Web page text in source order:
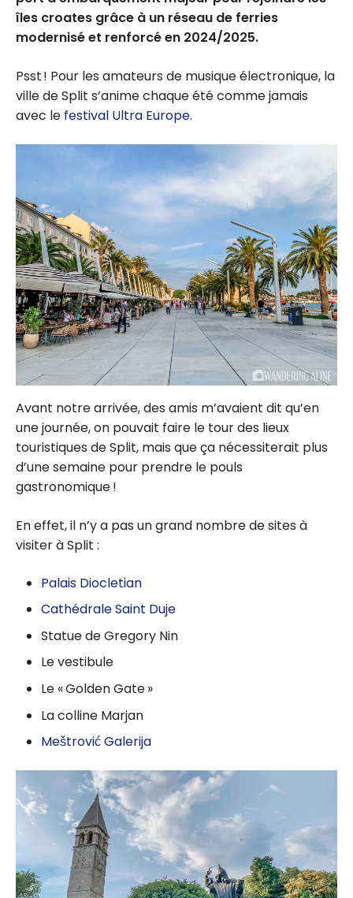
îles croates grâce à un réseau de ferries
modernisé et renforcé en 2024/2025.
Psst ! Pour les amateurs de musique électronique, la
ville de Split s’anime chaque été comme jamais
avec le festival Ultra Europe.
Avant notre arrivée, des amis m’avaient dit qu’en
une journée, on pouvait faire le tour des lieux
touristiques de Split, mais que ça nécessiterait plus
d’une semaine pour prendre le pouls
gastronomique !
En effet, il n’y a pas un grand nombre de sites à
visiter à Split :
Palais Diocletian
Cathédrale Saint Duje
Statue de Gregory Nin
Le vestibule
Le « Golden Gate »
La colline Marjan
Meštrović Galerija